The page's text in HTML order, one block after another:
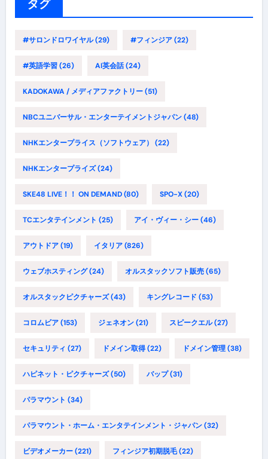
タグ
#サロンドロワイヤル(29) #フィンジア(22)
#英語学習(26) AI英会話(24)
KADOKAWA / メディアファクトリー(51)
NBCユニバーサル・エンターテイメントジャパン(48)
NHKエンタープライス（ソフトウェア） (22)
NHKエンタープライズ(24)
SKE48 LIVE！！ ON DEMAND(80) SPO-X(20)
TCエンタテインメント (25) アイ・ヴィー・シー(46)
アウトドア(19) イタリア(826)
ウェブホスティング(24) オルスタックソフト販売(65)
オルスタックピクチャーズ(43) キングレコード (53)
コロムビア(153) ジェネオン(21) スピークエル(27)
セキュリティ (27) ドメイン取得(22) ドメイン管理(38)
ハピネット・ピクチャーズ(50) バップ(31)
パラマウント (34)
パラマウント・ホーム・エンタテインメント・ジャパン(32)
ビデオメーカー(221) フィンジア初期脱毛(22)